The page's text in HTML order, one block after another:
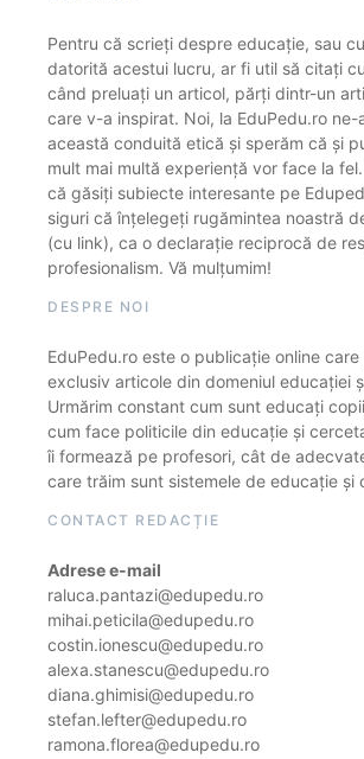
Pentru că scrieți despre educație, sau
datorită acestui lucru, ar fi util să citați
când preluați un articol, părți dintr-un
care v-a inspirat. Noi, la EduPedu.ro ne-
această conduită etică și sperăm că și
mult mai multă experiență vor face la
că găsiți subiecte interesante pe
siguri că înțelegeți rugămintea noastră
(cu link), ca o declarație reciprocă de
profesionalism. Vă mulțumim!
DESPRE NOI
EduPedu.ro este o publicație online
exclusiv articole din domeniul educației
Urmărim constant cum sunt educați
cum face politicile din educație și
îi formează pe profesori, cât de
care trăim sunt sistemele de educație și
CONTACT REDACȚIE
Adrese e-mail
raluca.pantazi@edupedu.ro
mihai.peticila@edupedu.ro
costin.ionescu@edupedu.ro
alexa.stanescu@edupedu.ro
diana.ghimisi@edupedu.ro
stefan.lefter@edupedu.ro
ramona.florea@edupedu.ro